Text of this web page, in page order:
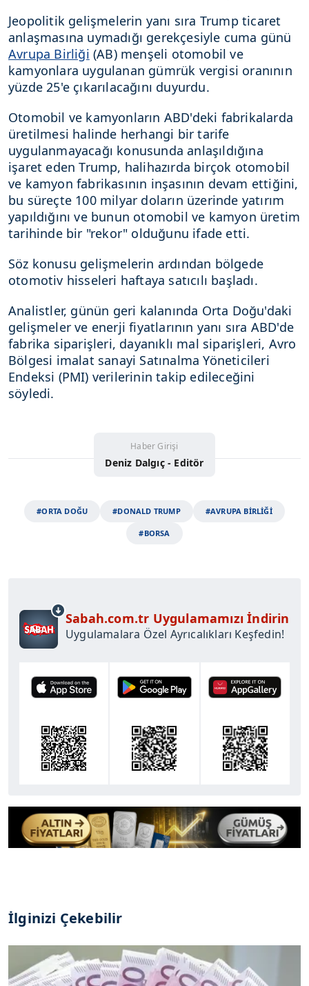
Jeopolitik gelişmelerin yanı sıra Trump ticaret
anlaşmasına uymadığı gerekçesiyle cuma günü
Avrupa Birliği (AB) menşeli otomobil ve
kamyonlara uygulanan gümrük vergisi oranının
yüzde 25'e çıkarılacağını duyurdu.
Otomobil ve kamyonların ABD'deki fabrikalarda
üretilmesi halinde herhangi bir tarife
uygulanmayacağı konusunda anlaşıldığına
işaret eden Trump, halihazırda birçok otomobil
ve kamyon fabrikasının inşasının devam ettiğini,
bu süreçte 100 milyar doların üzerinde yatırım
yapıldığını ve bunun otomobil ve kamyon üretim
tarihinde bir "rekor" olduğunu ifade etti.
Söz konusu gelişmelerin ardından bölgede
otomotiv hisseleri haftaya satıcılı başladı.
Analistler, günün geri kalanında Orta Doğu'daki
gelişmeler ve enerji fiyatlarının yanı sıra ABD'de
fabrika siparişleri, dayanıklı mal siparişleri, Avro
Bölgesi imalat sanayi Satınalma Yöneticileri
Endeksi (PMI) verilerinin takip edileceğini
söyledi.
Haber Girişi
Deniz Dalgıç - Editör
#ORTA DOĞU #DONALD TRUMP #AVRUPA BİRLİĞİ
#BORSA
Sabah.com.tr Uygulamamızı İndirin
Uygulamalara Özel Ayrıcalıkları Keşfedin!
İlginizi Çekebilir